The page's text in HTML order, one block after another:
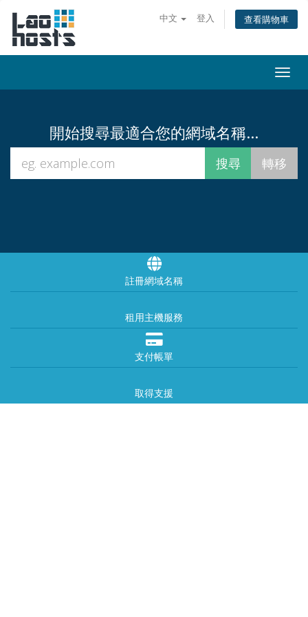
中文 登入 查看購物車
開始搜尋最適合您的網域名稱...
註冊網域名稱
租用主機服務
支付帳單
取得支援